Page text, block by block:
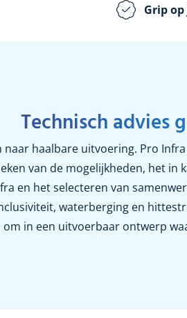
Grip
Technisch advies
naar haalbare uitvoering. Pro
van de mogelijkheden, het in
en het selecteren van
, waterberging en
om in een uitvoerbaarontwerp